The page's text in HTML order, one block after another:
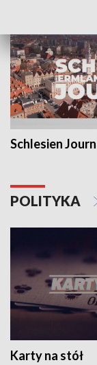
Schlesien
POLITYKA
Karty na stół